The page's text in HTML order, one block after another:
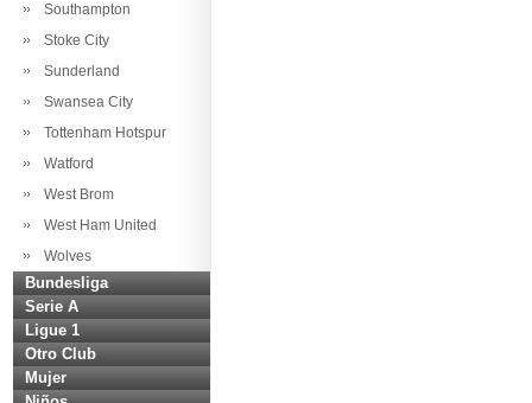
Southampton
Stoke City
Sunderland
Swansea City
Tottenham Hotspur
Watford
West Brom
West Ham United
Wolves
Bundesliga
Serie A
Ligue 1
Otro Club
Mujer